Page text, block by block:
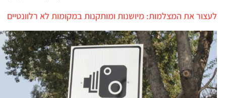
לעצור את המצלמות: מיושנות ומותקנות במקומות לא רלוונטיים